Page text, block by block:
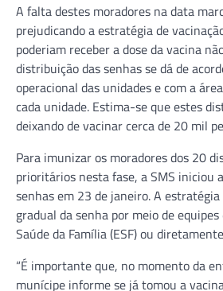
A falta destes moradores na data
prejudicando a estratégia de
poderiam receber a dose da vacina
distribuição das senhas se dá de
operacional das unidades e com a
cada unidade. Estima-se que estes
deixando de vacinar cerca de 20 mil
Para imunizar os moradores dos 20
prioritários nesta fase, a SMS iniciou
senhas em 23 de janeiro. A
gradual da senha por meio de
Saúde da Família (ESF) ou
“É importante que, no momento da
munícipe informe se já tomou a